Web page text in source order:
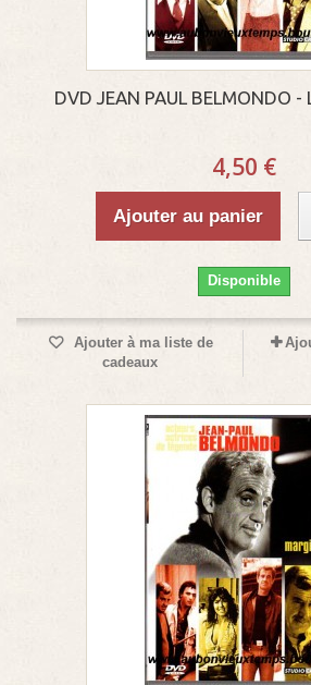
DVD JEAN PAUL BELMONDO -
4,50 €
Ajouter au panier
Disponible
Ajouter à ma liste de
cadeaux